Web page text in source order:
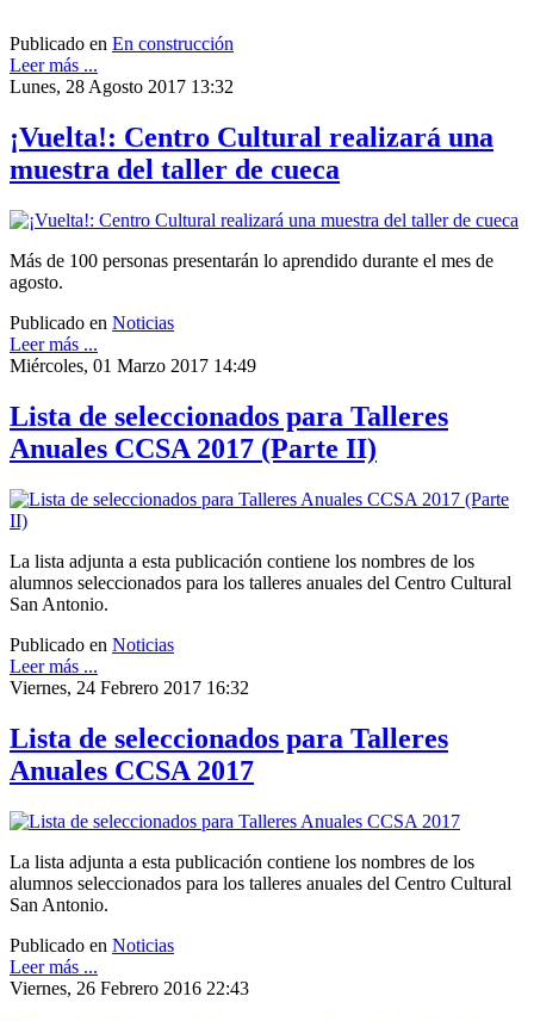
Publicado en En construcción
Leer más ...
Lunes, 28 Agosto 2017 13:32
¡Vuelta!: Centro Cultural realizará una
muestra del taller de cueca
Más de 100 personas presentarán lo aprendido durante el mes de
agosto.
Publicado en Noticias
Leer más ...
Miércoles, 01 Marzo 2017 14:49
Lista de seleccionados para Talleres
Anuales CCSA 2017 (Parte II)
La lista adjunta a esta publicación contiene los nombres de los
alumnos seleccionados para los talleres anuales del Centro Cultural
San Antonio.
Publicado en Noticias
Leer más ...
Viernes, 24 Febrero 2017 16:32
Lista de seleccionados para Talleres
Anuales CCSA 2017
La lista adjunta a esta publicación contiene los nombres de los
alumnos seleccionados para los talleres anuales del Centro Cultural
San Antonio.
Publicado en Noticias
Leer más ...
Viernes, 26 Febrero 2016 22:43